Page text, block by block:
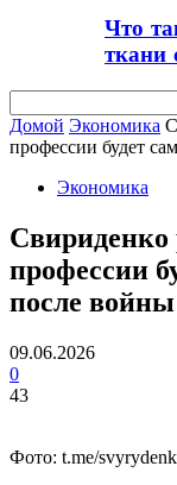
Что
ткани
Домой Экономика
профессии будет
Экономика
Свириденко
профессии
после войны
09.06.2026
0
43
Фото: t.me/